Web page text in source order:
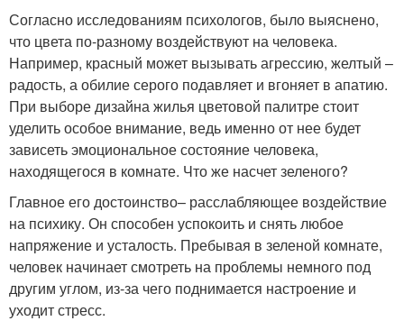
Согласно исследованиям психологов, было выяснено,
что цвета по-разному воздействуют на человека.
Например, красный может вызывать агрессию, желтый –
радость, а обилие серого подавляет и вгоняет в апатию.
При выборе дизайна жилья цветовой палитре стоит
уделить особое внимание, ведь именно от нее будет
зависеть эмоциональное состояние человека,
находящегося в комнате. Что же насчет зеленого?
Главное его достоинство– расслабляющее воздействие
на психику. Он способен успокоить и снять любое
напряжение и усталость. Пребывая в зеленой комнате,
человек начинает смотреть на проблемы немного под
другим углом, из-за чего поднимается настроение и
уходит стресс.